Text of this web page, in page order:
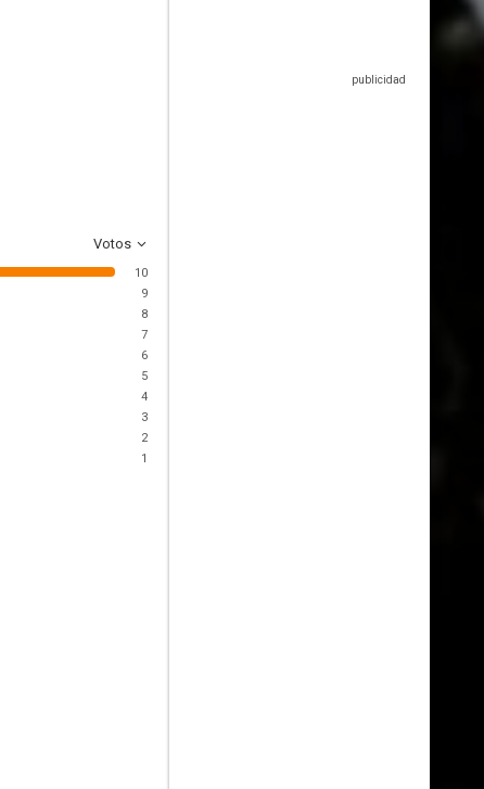
Votos
10
9
8
7
6
5
4
3
2
1